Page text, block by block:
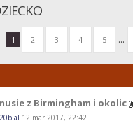
1 2 3 4 5 ...
z Birmingham i okolic
12 mar 2017, 22:42